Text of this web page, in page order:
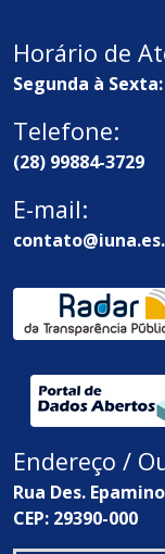
Horário de
Segunda à
Telefone:
(28) 99884-3729
E-mail:
Endereço /
Rua Des.
CEP: 29390-000